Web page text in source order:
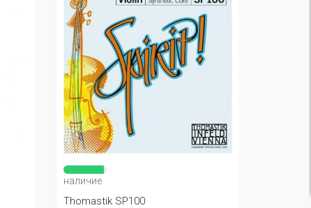
наличие
Thomastik SP100